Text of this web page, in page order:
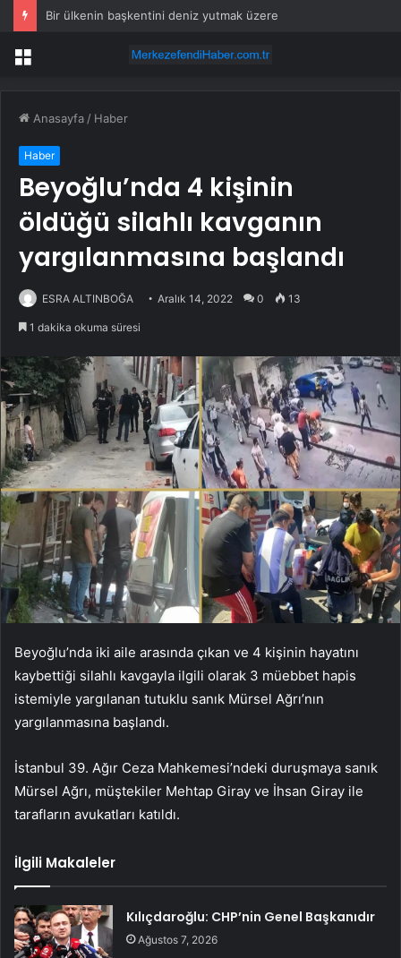
Bir ülkenin başkentini deniz yutmak üzere
Menü
Anasayfa / Haber
Haber
Beyoğlu’nda 4 kişinin
öldüğü silahlı kavganın
yargılanmasına başlandı
ESRA ALTINBOĞA Aralık 14, 2022 0 13
1 dakika okuma süresi
Beyoğlu’nda iki aile arasında çıkan ve 4 kişinin hayatını
kaybettiği silahlı kavgayla ilgili olarak 3 müebbet hapis
istemiyle yargılanan tutuklu sanık Mürsel Ağrı’nın
yargılanmasına başlandı.
İstanbul 39. Ağır Ceza Mahkemesi’ndeki duruşmaya sanık
Mürsel Ağrı, müştekiler Mehtap Giray ve İhsan Giray ile
tarafların avukatları katıldı.
İlgili Makaleler
Kılıçdaroğlu: CHP’nin Genel Başkanıdır
Ağustos 7, 2026